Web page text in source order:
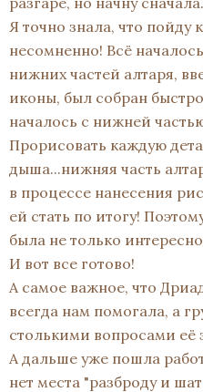
Я точно знала, что пойду
несомненно! Всё
нижних частей алтаря,
иконы, был собран
началось с нижней
Прорисовать каждую
дыша...нижняя часть
в процессе нанесения
ей стать по итогу!
была не только
И вот все готово!
А самое важное, что
всегда нам помогала, а
столькими вопросами её
А дальше уже пошла
нет места "разброду и